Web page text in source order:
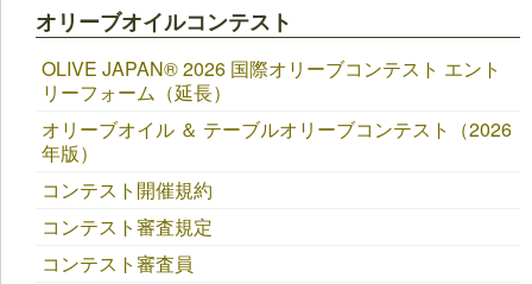
オリーブオイルコンテスト
OLIVE JAPAN®︎ 2026 国際オリーブコンテスト エント
リーフォーム（延長）
オリーブオイル ＆ テーブルオリーブコンテスト（2026
年版）
コンテスト開催規約
コンテスト審査規定
コンテスト審査員